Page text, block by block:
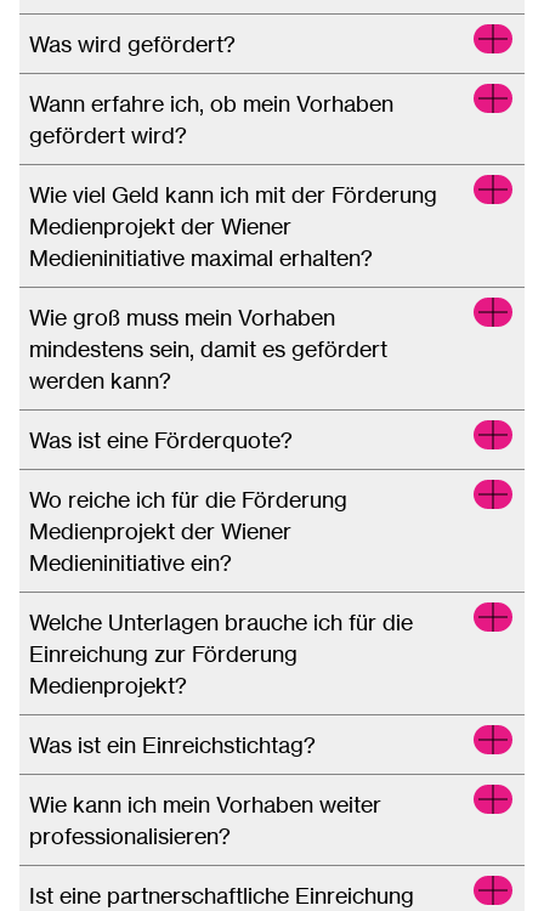
Was wird gefördert?
Wann erfahre ich, ob mein Vorhaben
gefördert wird?
Wie viel Geld kann ich mit der Förderung
Medienprojekt der Wiener
Medieninitiative maximal erhalten?
Wie groß muss mein Vorhaben
mindestens sein, damit es gefördert
werden kann?
Was ist eine Förderquote?
Wo reiche ich für die Förderung
Medienprojekt der Wiener
Medieninitiative ein?
Welche Unterlagen brauche ich für die
Einreichung zur Förderung
Medienprojekt?
Was ist ein Einreichstichtag?
Wie kann ich mein Vorhaben weiter
professionalisieren?
Ist eine partnerschaftliche Einreichung